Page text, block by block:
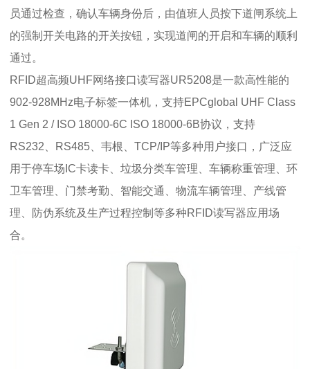
员通过检查，确认车辆身份后，由值班人员按下道闸系统上
的强制开关电路的开关按钮，实现道闸的开启和车辆的顺利
通过。
RFID超高频UHF网络接口读写器UR5208是一款高性能的
902-928MHz电子标签一体机，支持EPCglobal UHF Class
1 Gen 2 / ISO 18000-6C ISO 18000-6B协议，支持
RS232、RS485、韦根、TCP/IP等多种用户接口，广泛应
用于停车场IC卡读卡、垃圾分类车管理、车辆称重管理、环
卫车管理、门禁考勤、智能交通、物流车辆管理、产线管
理、防伪系统及生产过程控制等多种RFID读写器应用场
合。